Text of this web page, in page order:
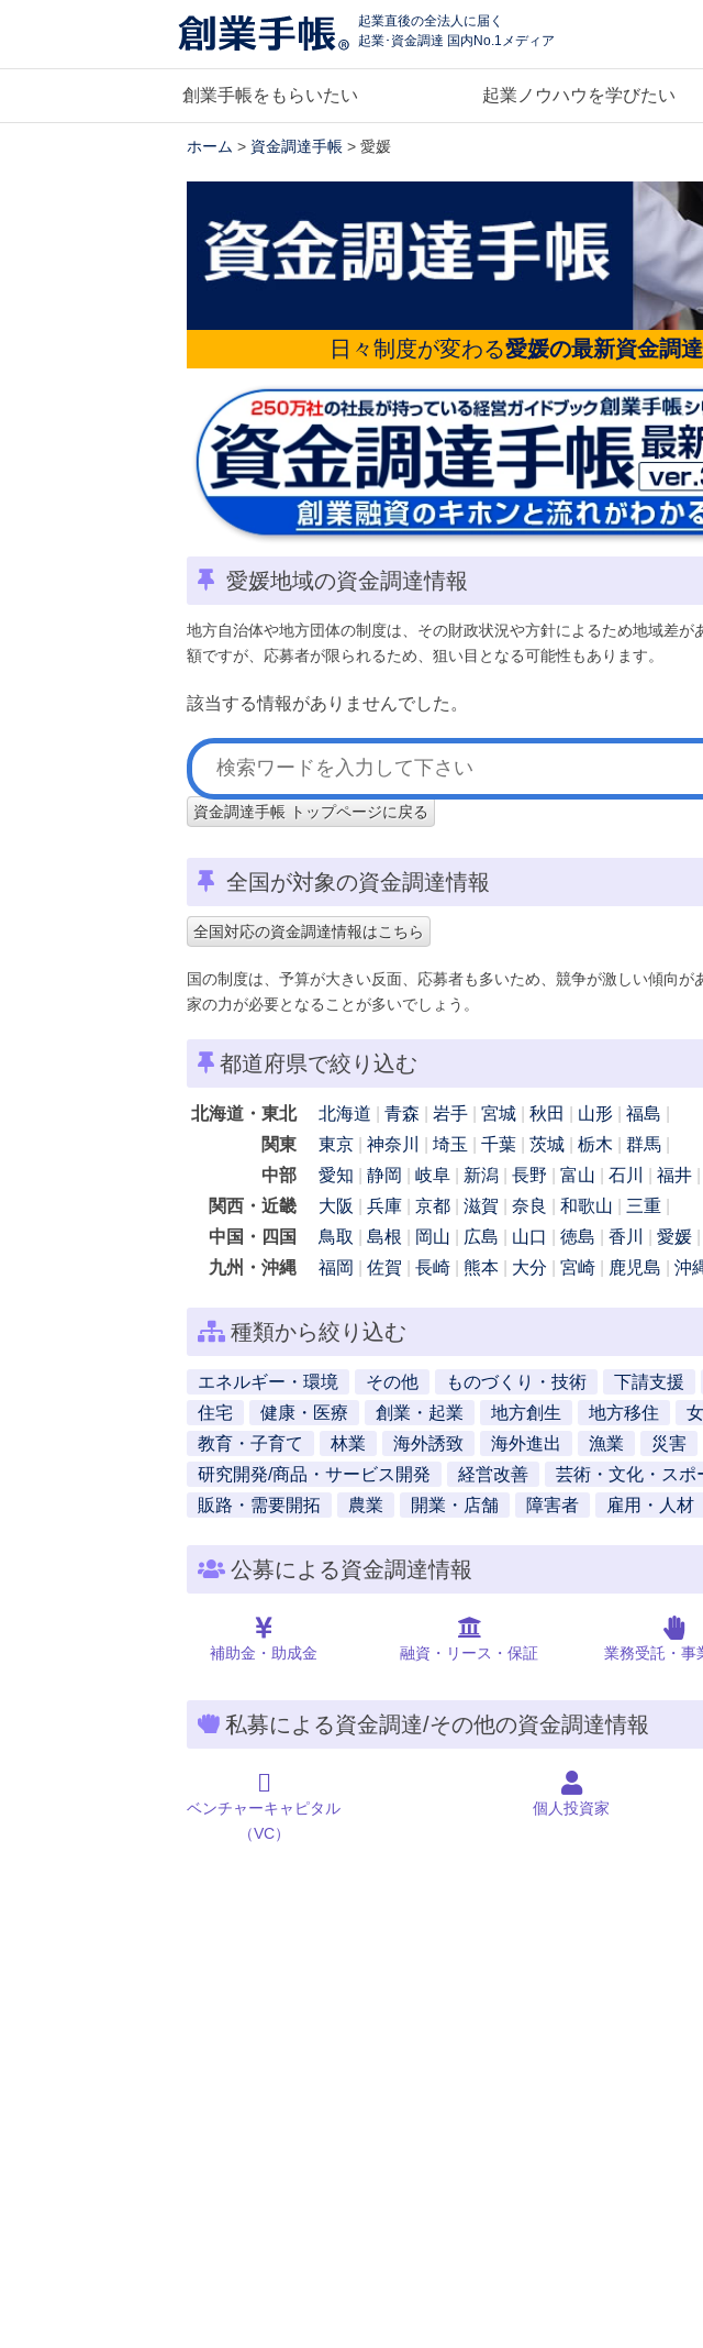
起業直後の全法人に届く
起業･資金調達 国内No.1メディア
創業手帳をもらいたい 起業ノウハウを学びたい
ホーム > 資金調達手帳 > 愛媛
日々制度が変わる愛媛の最新資金調
愛媛地域の資金調達情報
地方自治体や地方団体の制度は、その財政状況や方針によるため地域差
額ですが、応募者が限られるため、狙い目となる可能性もあります。
該当する情報がありませんでした。
資金調達手帳 トップページに戻る
全国が対象の資金調達情報
全国対応の資金調達情報はこちら
国の制度は、予算が大きい反面、応募者も多いため、競争が激しい傾向が
家の力が必要となることが多いでしょう。
都道府県で絞り込む
北海道・東北 北海道 青森 岩手 宮城 秋田 山形
福島
関東
東京 神奈川 埼玉 千葉 茨城 栃木
群馬
中部
愛知 静岡 岐阜 新潟 長野 富山 石川 福井
関西・近畿
大阪 兵庫 京都 滋賀 奈良 和歌山
三重
中国・四国
鳥取 島根 岡山 広島 山口 徳島 香川 愛媛
九州・沖縄
福岡 佐賀 長崎 熊本 大分 宮崎 鹿児島 沖
種類から絞り込む
エネルギー・環境 その他 ものづくり・技術 下請支援
住宅
健康・医療 創業・起業 地方創生 地方移住
教育・子育て
林業 海外誘致 海外進出 漁業 災害
研究開発/商品・サービス開発
経営改善 芸術・文化・スポ
販路・需要開拓
農業 開業・店舗 障害者 雇用・人材
公募による資金調達情報
補助金・助成金 融資・リース・保証 業務受託・事
私募による資金調達/その他の資金調達情報
ベンチャーキャピタル
（VC）
個人投資家